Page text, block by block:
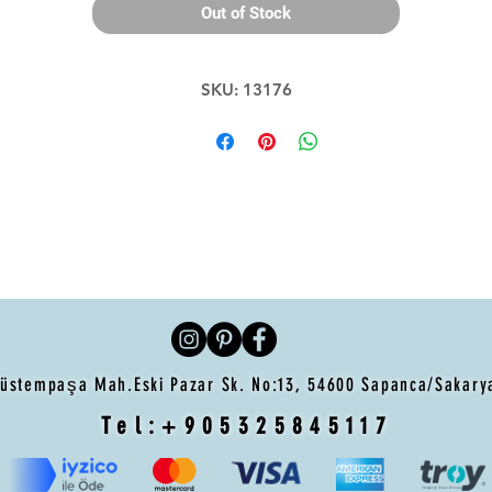
Out of Stock
SKU: 13176
Mah.Eski Pazar Sk. No:13, 54600 Sapanca/
Tel: +905325845117